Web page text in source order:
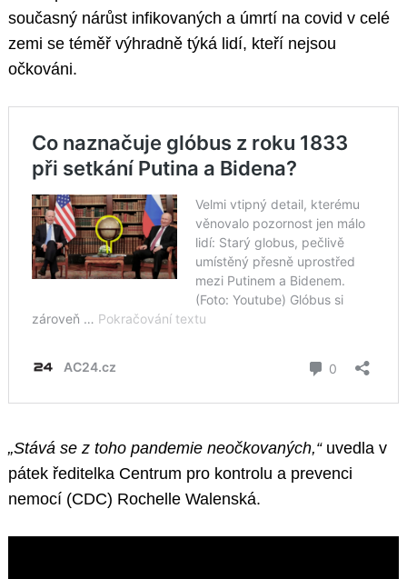
současný nárůst infikovaných a úmrtí na covid v celé
zemi se téměř výhradně týká lidí, kteří nejsou
očkováni.
„Stává se z toho pandemie neočkovaných,“uvedla v
pátek ředitelka Centrum pro kontrolu a prevenci
nemocí (CDC) Rochelle Walenská.